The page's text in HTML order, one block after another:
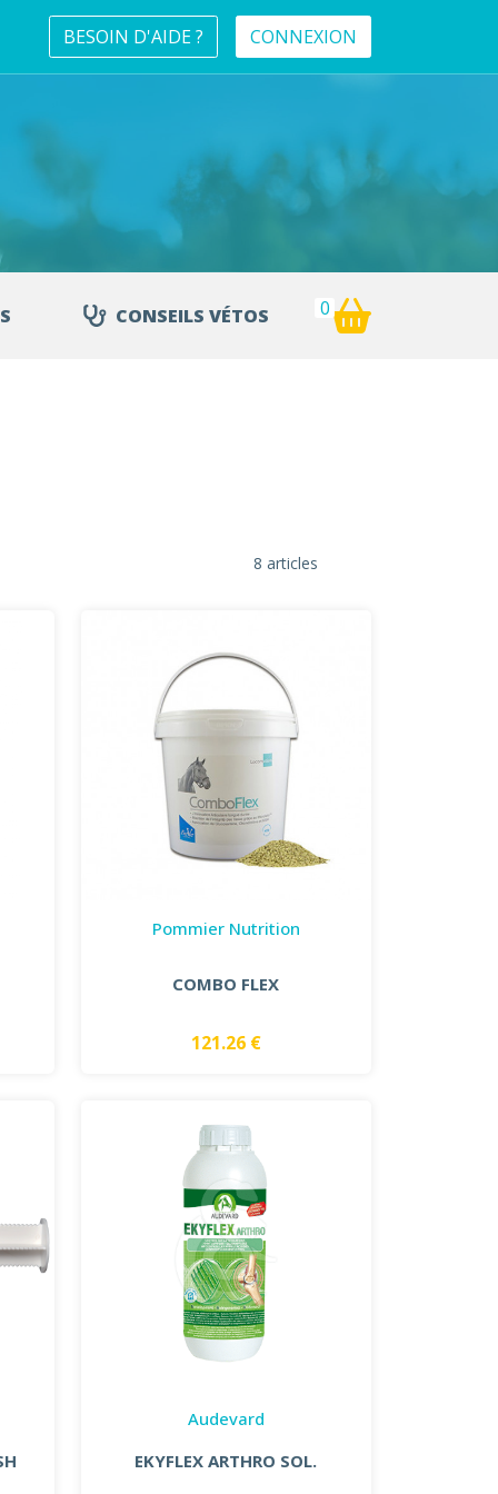
BESOIN D'AIDE ? CONNEXION
CONSEILS VÉTOS 0
8 articles
Pommier Nutrition
COMBO FLEX
121.26 €
Audevard
EKYFLEX ARTHRO SOL.